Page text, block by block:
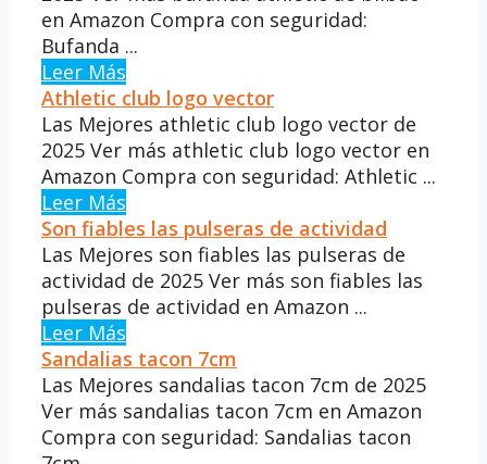
en Amazon Compra con seguridad:
Bufanda ...
Leer Más
Athletic club logo vector
Las Mejores athletic club logo vector de
2025 Ver más athletic club logo vector en
Amazon Compra con seguridad: Athletic ...
Leer Más
Son fiables las pulseras de actividad
Las Mejores son fiables las pulseras de
actividad de 2025 Ver más son fiables las
pulseras de actividad en Amazon ...
Leer Más
Sandalias tacon 7cm
Las Mejores sandalias tacon 7cm de 2025
Ver más sandalias tacon 7cm en Amazon
Compra con seguridad: Sandalias tacon